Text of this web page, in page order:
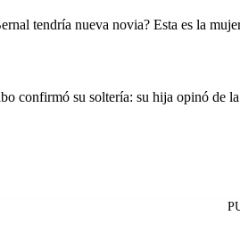
tendría nueva novia? Esta es la
confirmó su soltería: su hija opinó de